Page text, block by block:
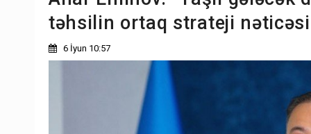
təhsilin ortaq strateji
6 İyun 10:57